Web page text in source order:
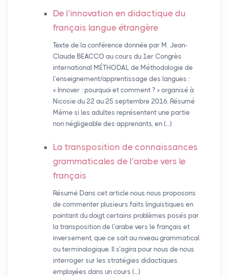
De l’innovation en didactique du
français langue étrangère
Texte de la conférence donnée par M. Jean-
Claude BEACCO au cours du 1er Congrès
international MÉTHODAL de Méthodologie de
l’enseignement/apprentissage des langues :
« Innover : pourquoi et comment ? » organisé à
Nicosie du 22 au 25 septembre 2016. Résumé
Même si les adultes représentent une partie
non négligeable des apprenants, en (…)
La transposition de connaissances
grammaticales de l’arabe vers le
français
Résumé Dans cet article nous nous proposons
de commenter plusieurs faits linguistiques en
pointant du doigt certains problèmes posés par
la transposition de l’arabe vers le français et
inversement, que ce soit au niveau grammatical
ou terminologique. Il s’agira pour nous de nous
interroger sur les stratégies didactiques
employées dans un cours (…)